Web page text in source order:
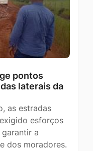
pontos
laterais da
as estradas
esforços
a
dos moradores.